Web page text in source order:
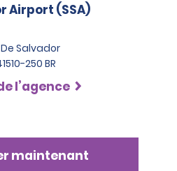
Airport (SSA)
Salvador
250 BR
l’agence
maintenant